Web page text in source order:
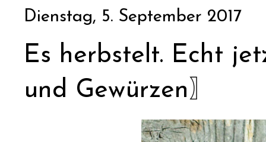
Dienstag, 5. September 2017
Es herbstelt. Echt
und Gewürzen〗